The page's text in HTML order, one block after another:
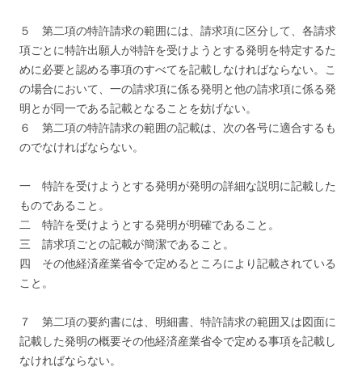
５ 第二項の特許請求の範囲には、請求項に区分して、各請求
項ごとに特許出願人が特許を受けようとする発明を特定するた
めに必要と認める事項のすべてを記載しなければならない。こ
の場合において、一の請求項に係る発明と他の請求項に係る発
明とが同一である記載となることを妨げない。
６ 第二項の特許請求の範囲の記載は、次の各号に適合するも
のでなければならない。
一 特許を受けようとする発明が発明の詳細な説明に記載した
ものであること。
二 特許を受けようとする発明が明確であること。
三 請求項ごとの記載が簡潔であること。
四 その他経済産業省令で定めるところにより記載されている
こと。
７ 第二項の要約書には、明細書、特許請求の範囲又は図面に
記載した発明の概要その他経済産業省令で定める事項を記載し
なければならない。